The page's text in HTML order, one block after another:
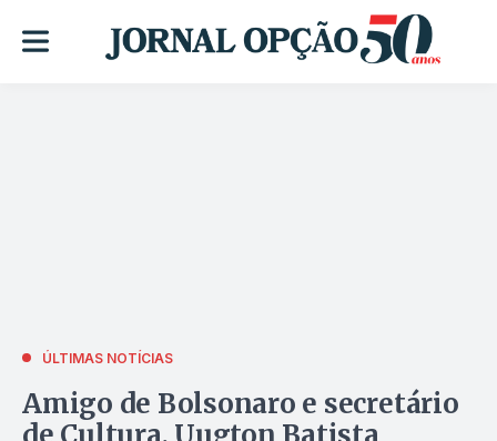
ÚLTIMAS NOTÍCIAS
Amigo de Bolsonaro e secretário